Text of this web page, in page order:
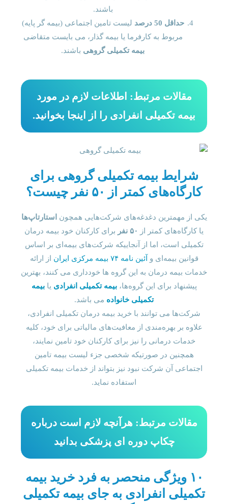
باشند.
حداقل 50 درصد
لیست تامین اجتماعی (بیمه گر پایه)
مربوط به کارفرما یا بیمه گذار، می بایست متقاضی
بیمه تکمیلی گروهی باشند.
مقالات مرتبط: اطلاعات لازم در مورد
بیمه تکمیلی انفرادی را از اینجا بخوانید.
شرایط بیمه تکمیلی گروهی برای
کارگاه‌های کمتر از ۵۰ نفر چیست؟
یکی از مهمترین دغدغه‌های شرکت‌هایی همچون
استارتاپ‌ها
یا کارگاه‌های کمتر از
۵۰ نفر
برای کارکنان خود بیمه درمان
تکمیلی است، اما از آنجاییکه شرکت‌های بیمه‌ای بر اساس
قوانین بیمه‌ای و آئین نامه ۷۴ بیمه مرکزی ایران
از ارائه
خدمات بیمه درمان به این گروه ها خودداری می کنند، بهترین
پیشنهاد برای این گروه‌ها،بیمه تکمیلی انفرادی یابیمه
تکمیلی خانواده می باشد.
شرکت‌ها می توانند با خرید بیمه درمان تکمیلی انفرادی،
علاوه بر بهره‌مندی از معافیت‌های مالیاتی برای خود، کلیه
خدمات درمانی را نیز برای کارکنان خود تامین نمایند،
همچنین در صورتیکه شخصی جزء لیست بیمه‌ تامین
اجتماعی آن شرکت نبود نیز بتواند از خدمات بیمه تکمیلی
استفاده نماید.
مقالات مرتبط: هرآنچه لازم است درباره
چکاپ دوره ای پزشکی بدانید
۱۰ ویژگی منحصر به فرد خرید بیمه
تکمیلی انفرادی به جای بیمه تکمیلی